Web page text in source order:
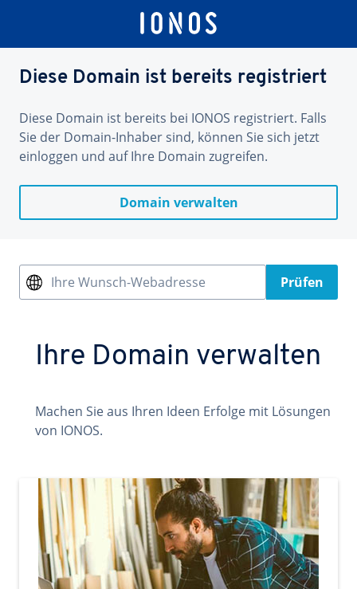
Diese Domain ist bereits registriert
Diese Domain ist bereits bei IONOS registriert. Falls
Sie der Domain-Inhaber sind, können Sie sich jetzt
einloggen und auf Ihre Domain zugreifen.
Domain verwalten
Ihre Wunsch-Webadresse Prüfen
Ihre Domain verwalten
Machen Sie aus Ihren Ideen Erfolge mit Lösungen
von IONOS.